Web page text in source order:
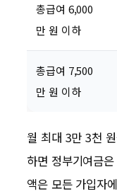
총급여 6,000
만 원 이하
총급여 7,500
만 원 이하
월 최대 3만 3천
하면 정부기여금
액은 모든 가입자